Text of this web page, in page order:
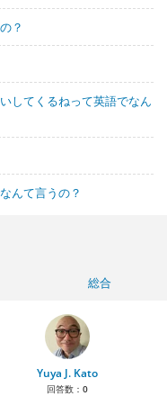
？
してくるねって英語でなん
んて言うの？
総合
Yuya J. Kato
回答数： 0